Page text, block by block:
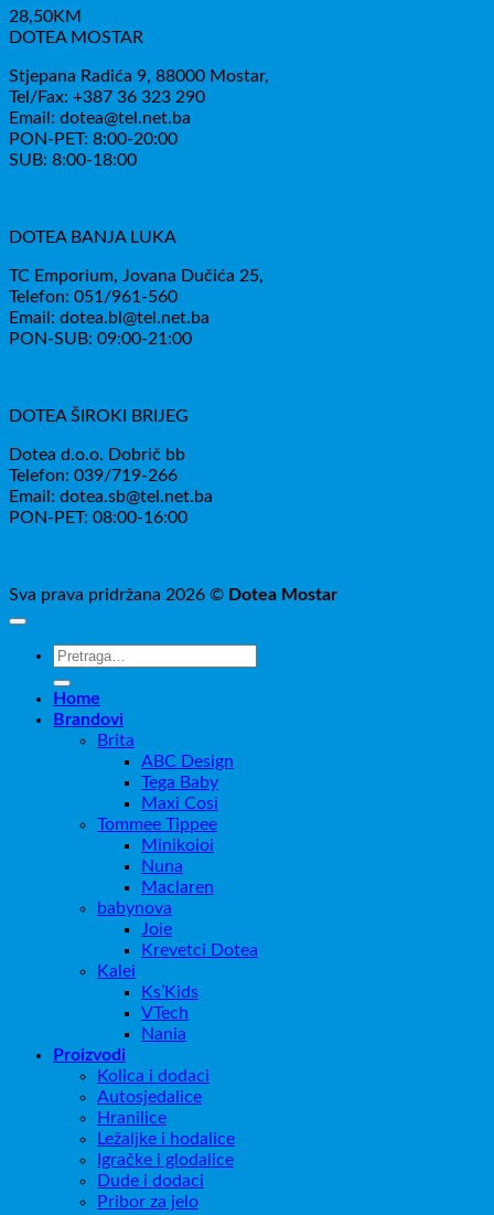
28,50KM
DOTEA MOSTAR
Stjepana Radića 9, 88000 Mostar,
Tel/Fax: +387 36 323 290
Email: dotea@tel.net.ba
PON-PET: 8:00-20:00
SUB: 8:00-18:00
DOTEA BANJA LUKA
TC Emporium, Jovana Dučića 25,
Telefon: 051/961-560
Email: dotea.bl@tel.net.ba
PON-SUB: 09:00-21:00
DOTEA ŠIROKI BRIJEG
Dotea d.o.o. Dobrič bb
Telefon: 039/719-266
Email: dotea.sb@tel.net.ba
PON-PET: 08:00-16:00
Sva prava pridržana 2026 © Dotea Mostar
Pretraži:
Home
Brandovi
Brita
ABC Design
Tega Baby
Maxi Cosi
Tommee Tippee
Minikoioi
Nuna
Maclaren
babynova
Joie
Krevetci Dotea
Kalei
Ks’Kids
VTech
Nania
Proizvodi
Kolica i dodaci
Autosjedalice
Hranilice
Ležaljke i hodalice
Igračke i glodalice
Dude i dodaci
Pribor za jelo